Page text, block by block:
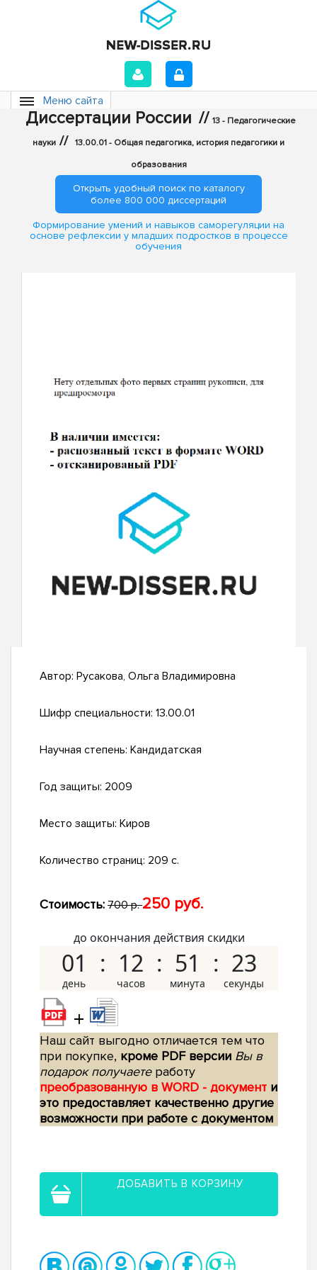
Меню сайта
Диссертации России // 13 - Педагогические
науки // 13.00.01 - Общая педагогика, история педагогики и
образования
Открыть удобный поиск по каталогу
более 800 000 диссертаций
Формирование умений и навыков саморегуляции на
основе рефлексии у младших подростков в процессе
обучения
Автор: Русакова, Ольга Владимировна
Шифр специальности: 13.00.01
Научная степень: Кандидатская
Год защиты: 2009
Место защиты: Киров
Количество страниц: 209 с.
Стоимость: 700 р.250 руб.
до окончания действия скидки
01 12 51 22
+
Наш сайт выгодно отличается тем что
при покупке, кроме PDF версии Вы в
подарок получаетеработу
преобразованную в WORD - документ и
это предоставляет качественно другие
возможности при работе с документом
ДОБАВИТЬ В КОРЗИНУ